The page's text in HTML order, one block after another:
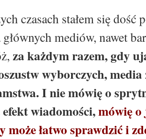
czasach stałem się dość
głównych mediów, nawet
za każdym razem, gdy
wyborczych, media
I nie mówię o
wiadomości,mówię o
może łatwo sprawdzić i